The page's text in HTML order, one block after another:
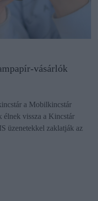
vásárlók
a Mobilkincstár
élnek vissza a Kincstár
üzenetekkel zaklatják az